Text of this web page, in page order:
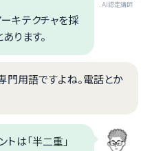
.AI認定講師
キテクチャを採
ります。
門用語ですよね。電話とか
トは「半二重」